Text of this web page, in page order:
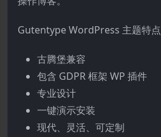
Gutentype WordPress 主题特点
古腾堡兼容
包含 GDPR 框架 WP 插件
专业设计
一键演示安装
现代、灵活、可定制